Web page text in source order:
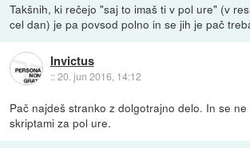
Takšnih, ki rečejo "saj to imaš ti v pol ure" (v
cel dan) je pa povsod polno in se jih je pač
Invictus
::20. jun 2016, 14:12
Pač najdeš stranko z dolgotrajno delo. In se
skriptami za pol ure.